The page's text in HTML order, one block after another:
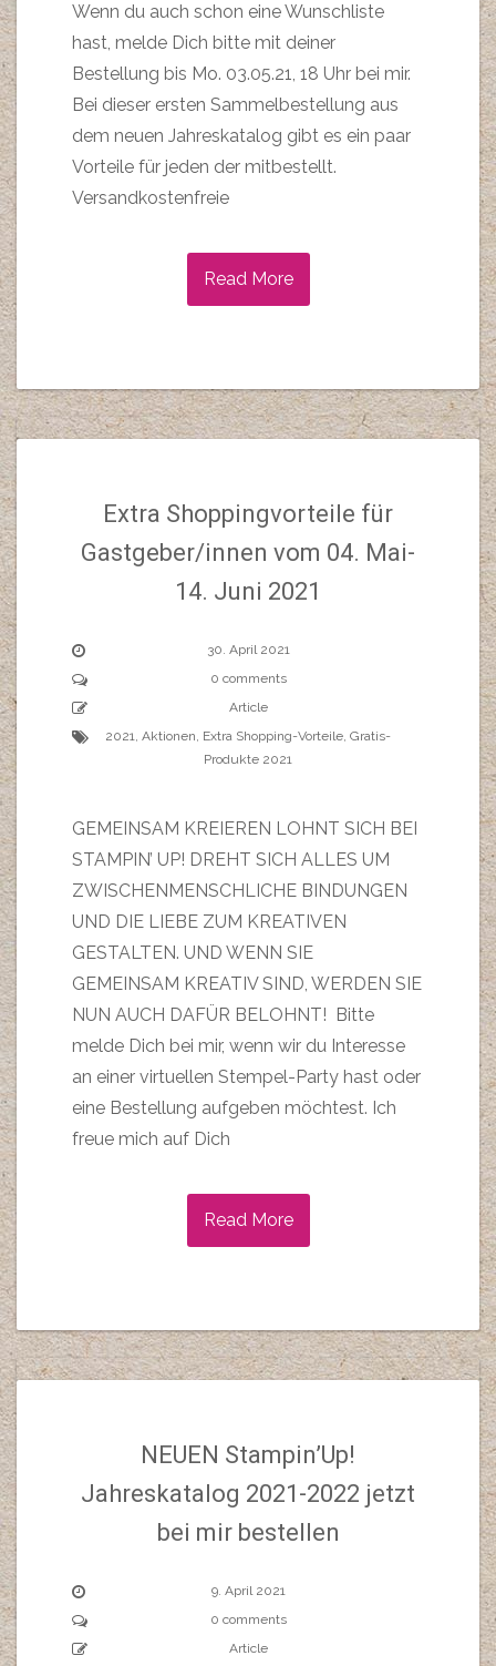
Wenn du auch schon eine Wunschliste
hast, melde Dich bitte mit deiner
Bestellung bis Mo. 03.05.21, 18 Uhr bei mir.
Bei dieser ersten Sammelbestellung aus
dem neuen Jahreskatalog gibt es ein paar
Vorteile für jeden der mitbestellt.
Versandkostenfreie
Read More
Extra Shoppingvorteile für
Gastgeber/innen vom 04. Mai-
14. Juni 2021
30. April 2021
0 comments
Article
2021, Aktionen, Extra Shopping-Vorteile, Gratis-
Produkte 2021
GEMEINSAM KREIEREN LOHNT SICH BEI
STAMPIN’ UP! DREHT SICH ALLES UM
ZWISCHENMENSCHLICHE BINDUNGEN
UND DIE LIEBE ZUM KREATIVEN
GESTALTEN. UND WENN SIE
GEMEINSAM KREATIV SIND, WERDEN SIE
NUN AUCH DAFÜR BELOHNT! Bitte
melde Dich bei mir, wenn wir du Interesse
an einer virtuellen Stempel-Party hast oder
eine Bestellung aufgeben möchtest. Ich
freue mich auf Dich
Read More
NEUEN Stampin’Up!
Jahreskatalog 2021-2022 jetzt
bei mir bestellen
9. April 2021
0 comments
Article